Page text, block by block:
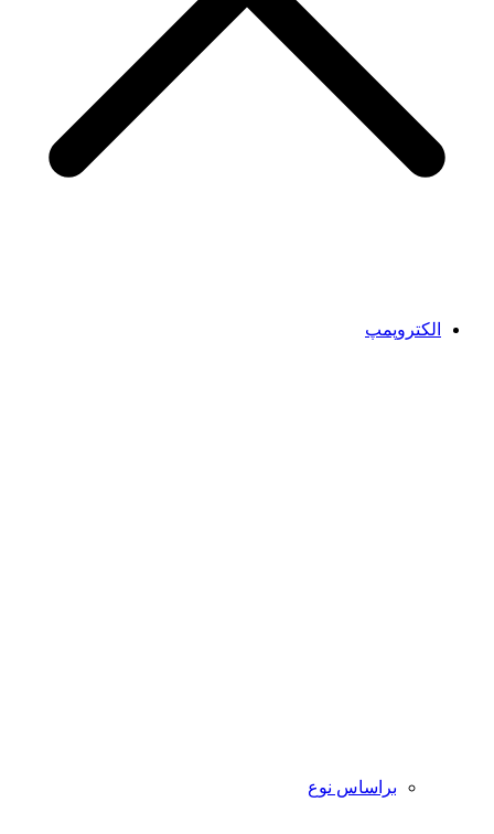
الکتروپمپ
براساس نوع